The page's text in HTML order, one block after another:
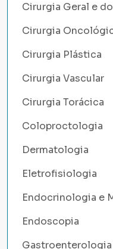
Cirurgia Geral e
Cirurgia
Cirurgia Plástica
Cirurgia Vascular
Cirurgia Torácica
Coloproctologia
Dermatologia
Eletrofisiologia
Endocrinologia e
Endoscopia
Gastroenterologia